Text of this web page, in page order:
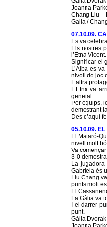
Joanna
Chang Liu –
Galia /
07.10.09.
Es va
Els nostres
l’Etna Vicent.
Significar el
L’Alba es
nivell de joc
L’altra
L’Etna va
general.
Per equips,
demostrant
Des d’aquí
05.10.09. EL
El Mataró-
nivell molt
Va
3-0
La
Gabriela és
Liu Chang
punts molt
El
La Gàlia va
I el darrer
punt.
Gàlia Dvorak
Joanna